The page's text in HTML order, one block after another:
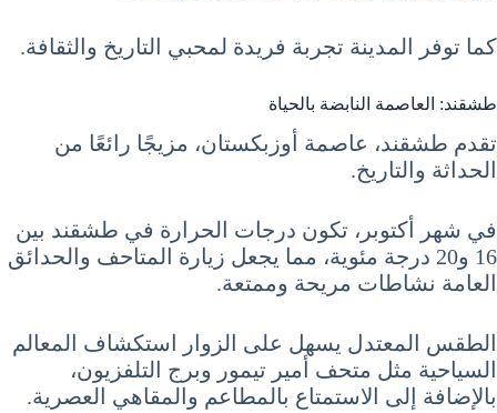
كما توفر المدينة تجربة فريدة لمحبي التاريخ والثقافة.
طشقند: العاصمة النابضة بالحياة
تقدم طشقند، عاصمة أوزبكستان، مزيجًا رائعًا من
الحداثة والتاريخ.
في شهر أكتوبر، تكون درجات الحرارة في طشقند بين
16 و20 درجة مئوية، مما يجعل زيارة المتاحف والحدائق
العامة نشاطات مريحة وممتعة.
الطقس المعتدل يسهل على الزوار استكشاف المعالم
السياحية مثل متحف أمير تيمور وبرج التلفزيون،
بالإضافة إلى الاستمتاع بالمطاعم والمقاهي العصرية.